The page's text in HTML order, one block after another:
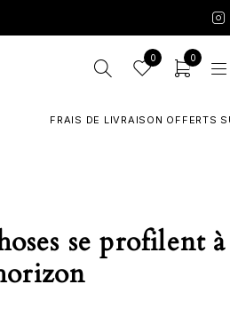
0 0
FRAIS DE LIVRAISON OFFERTS
se profilent à